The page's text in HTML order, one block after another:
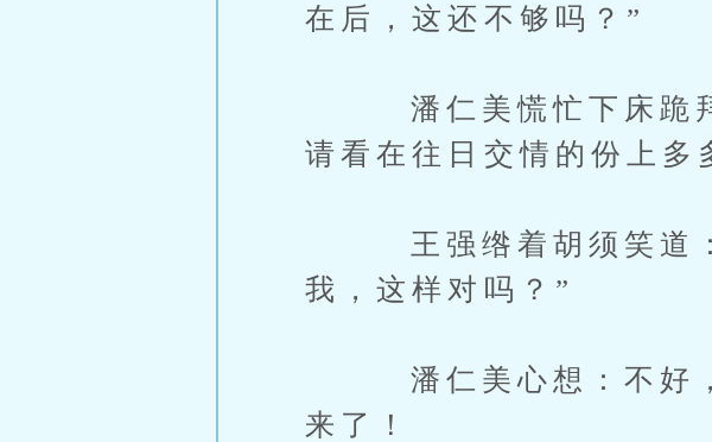
在后，这还不够吗？”
潘仁美慌忙下床跪拜
请看在往日交情的份上多
王强绺着胡须笑道：“
我，这样对吗？”
潘仁美心想：不好，
来了！